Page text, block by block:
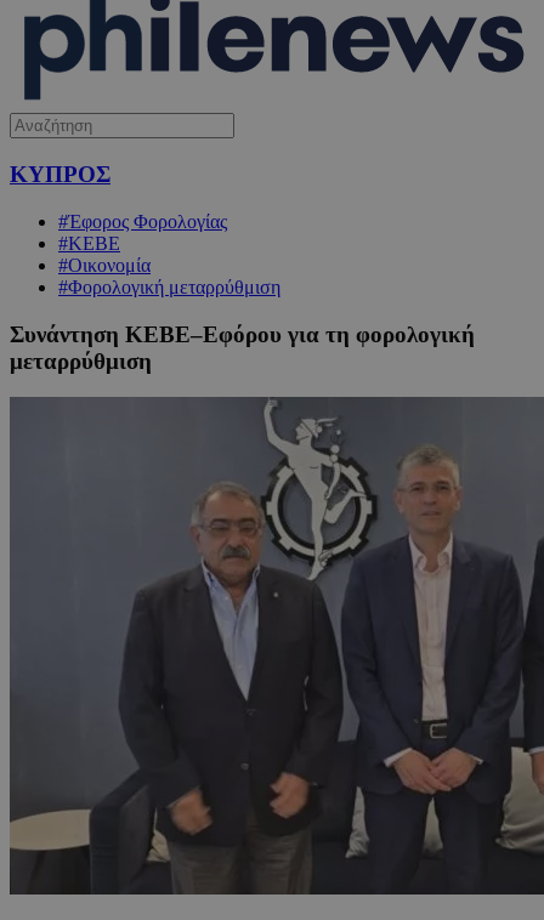
ΚΥΠΡΟΣ
#Έφορος Φορολογίας
#ΚΕΒΕ
#Οικονομία
#Φορολογική μεταρρύθμιση
Συνάντηση ΚΕΒΕ–Εφόρου για τη φορολογική
μεταρρύθμιση